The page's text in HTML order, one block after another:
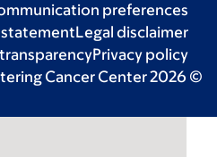
Communication preferences
Legal disclaimer
statement
Privacy policy
transparency